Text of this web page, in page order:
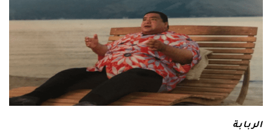
الربابة